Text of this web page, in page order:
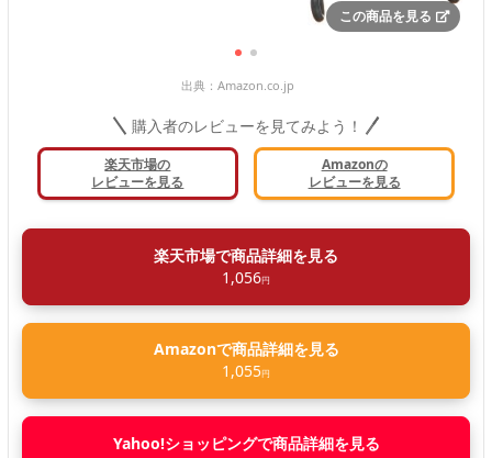
この商品を見る
出典： Amazon.co.jp
購入者のレビューを見てみよう！
楽天市場の
レビューを見る
Amazonの
レビューを見る
楽天市場で商品詳細を見る
1,056円
Amazonで商品詳細を見る
1,055円
Yahoo!ショッピングで商品詳細を見る